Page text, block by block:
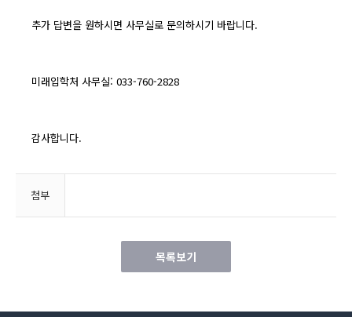
추가 답변을 원하시면 사무실로 문의하시기 바랍니다.
미래입학처 사무실: 033-760-2828
감사합니다.
첨부
목록보기